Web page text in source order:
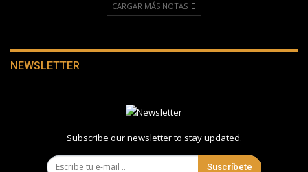
CARGAR MÁS NOTAS
NEWSLETTER
Subscribe our newsletter to stay updated.
Suscríbete